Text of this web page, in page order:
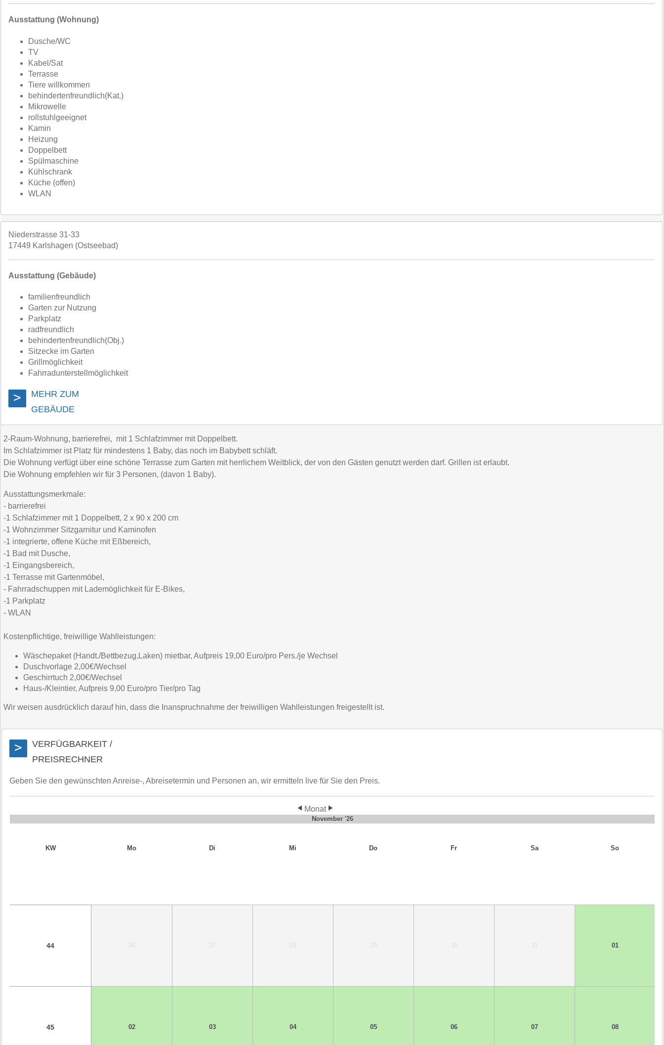
Ausstattung (Wohnung)
Dusche/WC
TV
Kabel/Sat
Terrasse
Tiere willkommen
behindertenfreundlich(Kat.)
Mikrowelle
rollstuhlgeeignet
Kamin
Heizung
Doppelbett
Spülmaschine
Kühlschrank
Küche (offen)
WLAN
Niederstrasse 31-33
17449 Karlshagen (Ostseebad)
Ausstattung (Gebäude)
familienfreundlich
Garten zur Nutzung
Parkplatz
radfreundlich
behindertenfreundlich(Obj.)
Sitzecke im Garten
Grillmöglichkeit
Fahrradunterstellmöglichkeit
>
MEHR ZUM
GEBÄUDE
2-Raum-Wohnung, barrierefrei, mit 1 Schlafzimmer mit Doppelbett.
Im Schlafzimmer ist Platz für mindestens 1 Baby, das noch im Babybett schläft.
Die Wohnung verfügt über eine schöne Terrasse zum Garten mit herrlichem Weitblick, der von den Gästen genutzt werden darf. Grillen ist erlaubt.
Die Wohnung empfehlen wir für 3 Personen, (davon 1 Baby).
Ausstattungsmerkmale:
- barrierefrei
-1 Schlafzimmer mit 1 Doppelbett, 2 x 90 x 200 cm
-1 Wohnzimmer Sitzgarnitur und Kaminofen
-1 integrierte, offene Küche mit Eßbereich,
-1 Bad mit Dusche,
-1 Eingangsbereich,
-1 Terrasse mit Gartenmöbel,
- Fahrradschuppen mit Lademöglichkeit für E-Bikes,
-1 Parkplatz
- WLAN
Kostenpflichtige, freiwillige Wahlleistungen:
Wäschepaket (Handt./Bettbezug,Laken) mietbar, Aufpreis 19,00 Euro/pro Pers./je Wechsel
Duschvorlage 2,00€/Wechsel
Geschirrtuch 2,00€/Wechsel
Haus-/Kleintier, Aufpreis 9,00 Euro/pro Tier/pro Tag
Wir weisen ausdrücklich darauf hin, dass die Inanspruchnahme der freiwilligen Wahlleistungen freigestellt ist.
>
VERFÜGBARKEIT /
PREISRECHNER
Geben Sie den gewünschten Anreise-, Abreisetermin und Personen an, wir ermitteln live für Sie den Preis.
Monat
November '26
KW Mo Di Mi Do Fr Sa So
44 26 27 28 29 30 31 01
45 02 03 04 05 06 07 08